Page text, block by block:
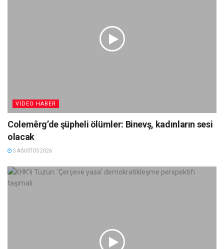
VIDEO HABER
Colemêrg’de şüpheli ölümler: Binevş, kadınların sesi
olacak
5 AĞUSTOS 2026